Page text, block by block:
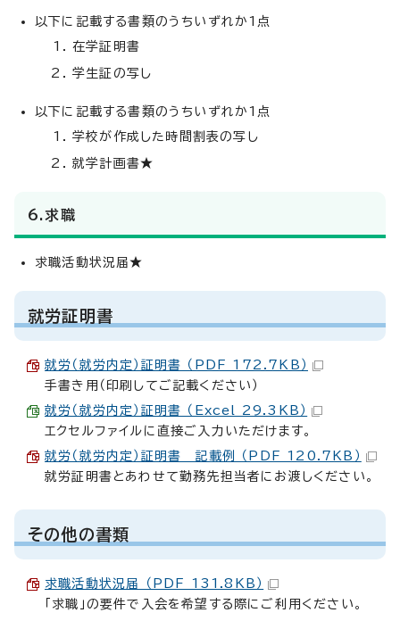
以下に記載する書類のうちいずれか1点
在学証明書
学生証の写し
以下に記載する書類のうちいずれか1点
学校が作成した時間割表の写し
就学計画書★
6.求職
求職活動状況届★
就労証明書
就労（就労内定）証明書 （PDF 172.7KB）
手書き用（印刷してご記載ください）
就労（就労内定）証明書 （Excel 29.3KB）
エクセルファイルに直接ご入力いただけます。
就労（就労内定）証明書 記載例 （PDF 120.7KB）
就労証明書とあわせて勤務先担当者にお渡しください。
その他の書類
求職活動状況届 （PDF 131.8KB）
「求職」の要件で入会を希望する際にご利用ください。